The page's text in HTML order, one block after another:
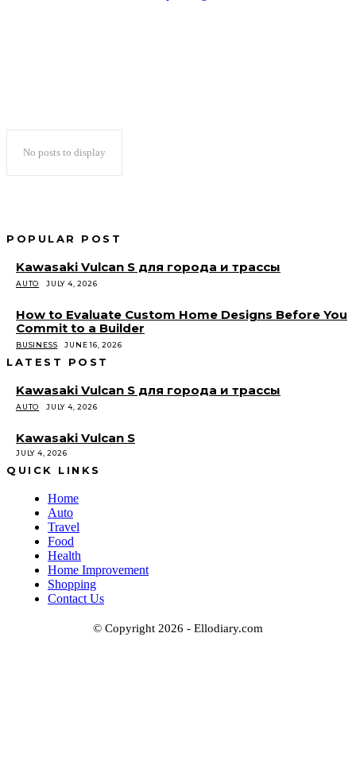
No posts to display
POPULAR POST
Kawasaki Vulcan S для города и трассы
AUTO JULY 4, 2026
How to Evaluate Custom Home Designs Before You
Commit to a Builder
BUSINESS JUNE 16, 2026
LATEST POST
Kawasaki Vulcan S для города и трассы
AUTO JULY 4, 2026
Kawasaki Vulcan S
JULY 4, 2026
QUICK LINKS
Home
Auto
Travel
Food
Health
Home Improvement
Shopping
Contact Us
© Copyright 2026 - Ellodiary.com